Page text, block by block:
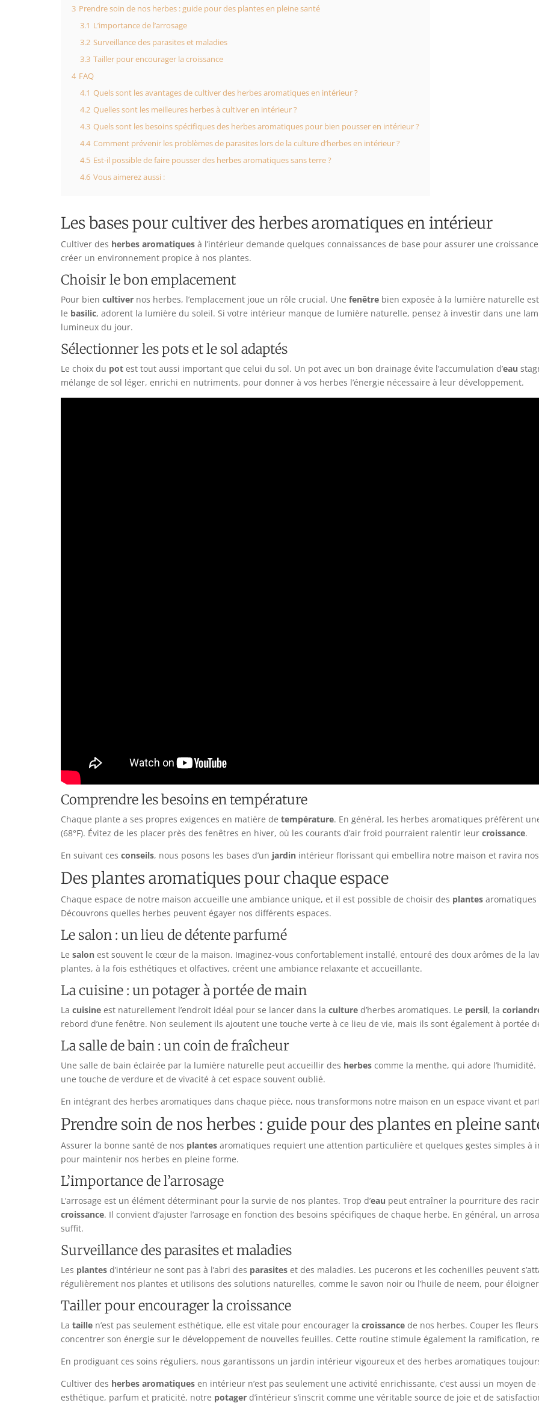
3 Prendre soin de nos herbes : guide pour des plantes en pleine santé
3.1 L’importance de l’arrosage
3.2 Surveillance des parasites et maladies
3.3 Tailler pour encourager la croissance
4 FAQ
4.1 Quels sont les avantages de cultiver des herbes aromatiques en intérieur ?
4.2 Quelles sont les meilleures herbes à cultiver en intérieur ?
4.3 Quels sont les besoins spécifiques des herbes aromatiques pour bien pousser en intérieur ?
4.4 Comment prévenir les problèmes de parasites lors de la culture d’herbes en intérieur ?
4.5 Est-il possible de faire pousser des herbes aromatiques sans terre ?
4.6 Vous aimerez aussi :
Les bases pour cultiver des herbes aromatiques en intérieur
Cultiver des herbes aromatiquesà l’intérieur demande quelques connaissances de base pour assurer une
créer un environnement propice à nos plantes.
Choisir le bon emplacement
Pour bien cultivernos herbes, l’emplacement joue un rôle crucial. Une fenêtrebien exposée à la lumière naturelle
le basilic, adorent la lumière du soleil. Si votre intérieur manque de lumière naturelle, pensez à investir dans une
lumineux du jour.
Sélectionner les pots et le sol adaptés
Le choix du potest tout aussi important que celui du sol. Un pot avec un bon drainage évite l’accumulation d’eau
mélange de sol léger, enrichi en nutriments, pour donner à vos herbes l’énergie nécessaire à leur développement.
Comprendre les besoins en température
Chaque plante a ses propres exigences en matière de température. En général, les herbes aromatiques préfèrent
(68°F). Évitez de les placer près des fenêtres en hiver, où les courants d’air froid pourraient ralentir leur croissance.
En suivant ces conseils, nous posons les bases d’un jardinintérieur florissant qui embellira notre maison et ravira
Des plantes aromatiques pour chaque espace
Chaque espace de notre maison accueille une ambiance unique, et il est possible de choisir des plantesaromatiques
Découvrons quelles herbes peuvent égayer nos différents espaces.
Le salon : un lieu de détente parfumé
Le salonest souvent le cœur de la maison. Imaginez-vous confortablement installé, entouré des doux arômes de la
plantes, à la fois esthétiques et olfactives, créent une ambiance relaxante et accueillante.
La cuisine : un potager à portée de main
La cuisineest naturellement l’endroit idéal pour se lancer dans la cultured’herbes aromatiques. Le persil, la
rebord d’une fenêtre. Non seulement ils ajoutent une touche verte à ce lieu de vie, mais ils sont également à portée
La salle de bain : un coin de fraîcheur
Une salle de bain éclairée par la lumière naturelle peut accueillir des herbescomme la menthe, qui adore
une touche de verdure et de vivacité à cet espace souvent oublié.
En intégrant des herbes aromatiques dans chaque pièce, nous transformons notre maison en un espace vivant et
Prendre soin de nos herbes : guide pour des plantes en pleine
Assurer la bonne santé de nos plantesaromatiques requiert une attention particulière et quelques gestes simples à
pour maintenir nos herbes en pleine forme.
L’importance de l’arrosage
L’arrosage est un élément déterminant pour la survie de nos plantes. Trop d’eau peut entraîner la pourriture des
croissance. Il convient d’ajuster l’arrosage en fonction des besoins spécifiques de chaque herbe. En général, un
suffit.
Surveillance des parasites et maladies
Les plantesd’intérieur ne sont pas à l’abri des parasiteset des maladies. Les pucerons et les cochenilles peuvent
régulièrement nos plantes et utilisons des solutions naturelles, comme le savon noir ou l’huile de neem, pour
Tailler pour encourager la croissance
La taillen’est pas seulement esthétique, elle est vitale pour encourager la croissancede nos herbes. Couper les
concentrer son énergie sur le développement de nouvelles feuilles. Cette routine stimule également la ramification,
En prodiguant ces soins réguliers, nous garantissons un jardin intérieur vigoureux et des herbes aromatiques
Cultiver des herbes aromatiquesen intérieur n’est pas seulement une activité enrichissante, c’est aussi un moyen
esthétique, parfum et praticité, notre potagerd’intérieur s’inscrit comme une véritable source de joie et de